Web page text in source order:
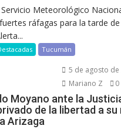
Meteorológico
ráfagas para la tarde
Tucumán
5 de agosto de
Mariano Z
0
Moyano ante la
de la libertad a su
Arizaga